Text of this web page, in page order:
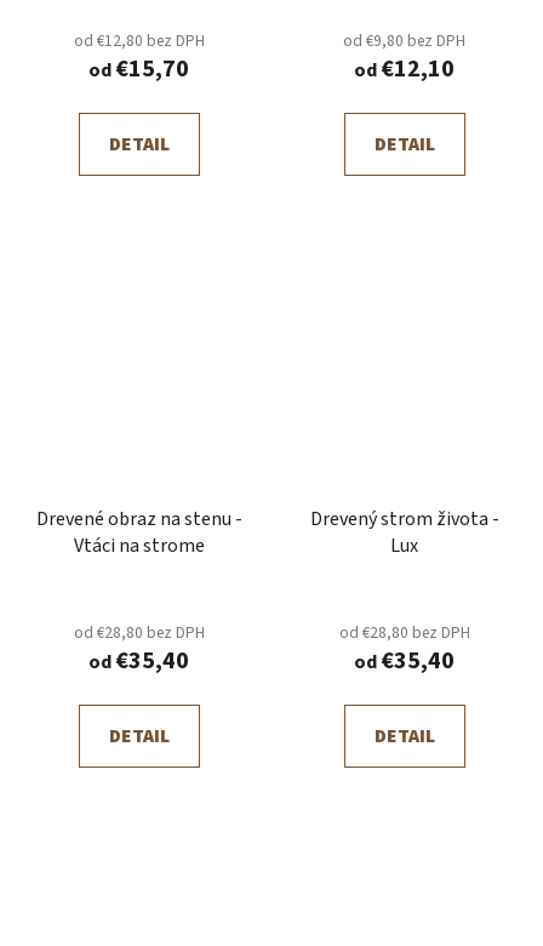
od €12,80 bez DPH
od€15,70
DETAIL
od €9,80 bez DPH
od€12,10
DETAIL
Drevené obraz na stenu -
Vtáci na strome
od €28,80 bez DPH
od€35,40
DETAIL
Drevený strom života -
Lux
od €28,80 bez DPH
od€35,40
DETAIL